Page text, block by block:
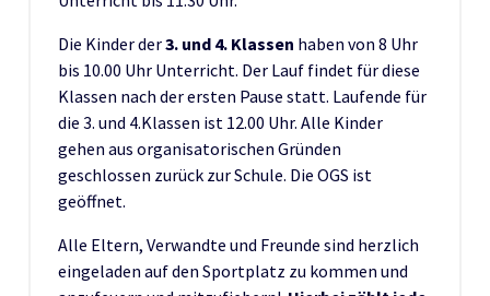
Die Kinder der3. und 4. Klassen haben von 8 Uhr
bis 10.00 Uhr Unterricht. Der Lauf findet für diese
Klassen nach der ersten Pause statt. Laufende für
die 3. und 4.Klassen ist 12.00 Uhr. Alle Kinder
gehen aus organisatorischen Gründen
geschlossen zurück zur Schule. Die OGS ist
geöffnet.
Alle Eltern, Verwandte und Freunde sind herzlich
eingeladen auf den Sportplatz zu kommen und